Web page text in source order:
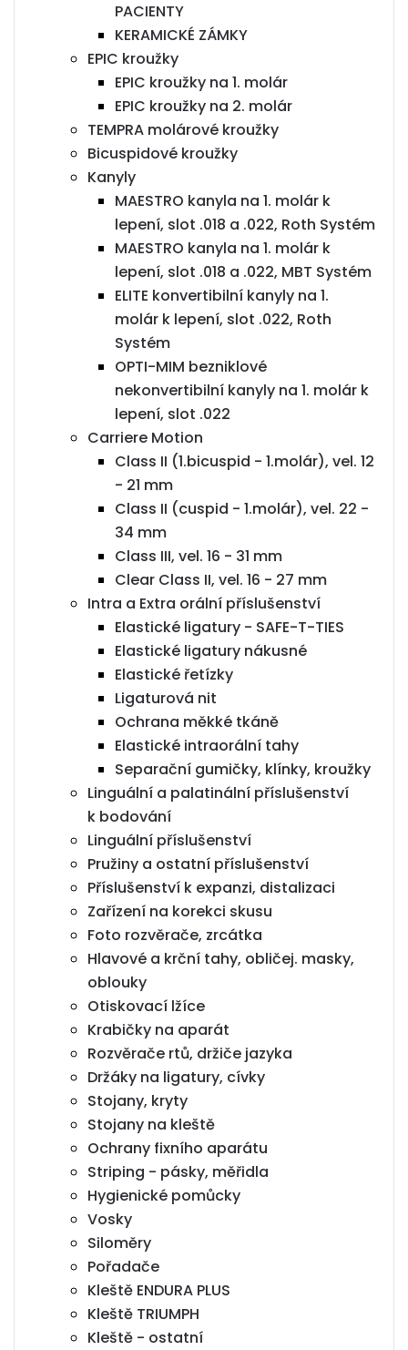
PACIENTY
KERAMICKÉ ZÁMKY
EPIC kroužky
EPIC kroužky na 1. molár
EPIC kroužky na 2. molár
TEMPRA molárové kroužky
Bicuspidové kroužky
Kanyly
MAESTRO kanyla na 1. molár k
lepení, slot .018 a .022, Roth Systém
MAESTRO kanyla na 1. molár k
lepení, slot .018 a .022, MBT Systém
ELITE konvertibilní kanyly na 1.
molár k lepení, slot .022, Roth
Systém
OPTI-MIM bezniklové
nekonvertibilní kanyly na 1. molár k
lepení, slot .022
Carriere Motion
Class II (1.bicuspid - 1.molár), vel. 12
- 21 mm
Class II (cuspid - 1.molár), vel. 22 -
34 mm
Class III, vel. 16 - 31 mm
Clear Class II, vel. 16 - 27 mm
Intra a Extra orální příslušenství
Elastické ligatury - SAFE-T-TIES
Elastické ligatury nákusné
Elastické řetízky
Ligaturová nit
Ochrana měkké tkáně
Elastické intraorální tahy
Separační gumičky, klínky, kroužky
Linguální a palatinální příslušenství
k bodování
Linguální příslušenství
Pružiny a ostatní příslušenství
Příslušenství k expanzi, distalizaci
Zařízení na korekci skusu
Foto rozvěrače, zrcátka
Hlavové a krční tahy, obličej. masky,
oblouky
Otiskovací lžíce
Krabičky na aparát
Rozvěrače rtů, držiče jazyka
Držáky na ligatury, cívky
Stojany, kryty
Stojany na kleště
Ochrany fixního aparátu
Striping - pásky, měřidla
Hygienické pomůcky
Vosky
Siloměry
Pořadače
Kleště ENDURA PLUS
Kleště TRIUMPH
Kleště - ostatní